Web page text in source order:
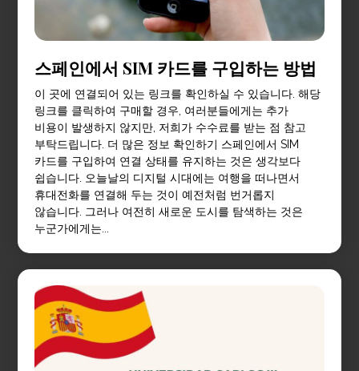
스페인에서 SIM 카드를 구입하는 방법
이 곳에 연결되어 있는 링크를 확인하실 수 있습니다. 해당
링크를 클릭하여 구매할 경우, 여러분들에게는 추가
비용이 발생하지 않지만, 저희가 수수료를 받는 점 참고
부탁드립니다. 더 많은 정보 확인하기 스페인에서 SIM
카드를 구입하여 연결 상태를 유지하는 것은 생각보다
쉽습니다. 오늘날의 디지털 시대에는 여행을 떠나면서
휴대전화를 연결해 두는 것이 예전처럼 번거롭지
않습니다. 그러나 여전히 새로운 도시를 탐색하는 것은
누군가에게는...